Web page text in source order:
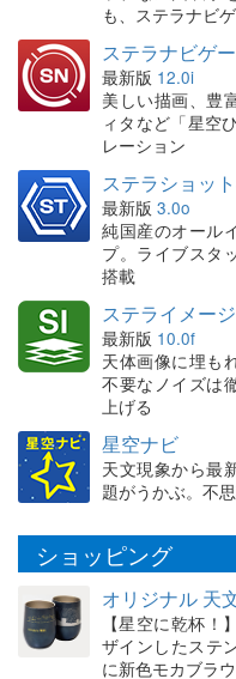
も、ステラナビゲ
ステラナビゲ
最新版 12.0i
美しい描画、豊
ィタなど「星空
レーション
ステラショッ
最新版 3.0o
純国産のオール
プ。ライブスタ
搭載
ステライメー
最新版 10.0f
天体画像に埋も
不要なノイズは
上げる
星空ナビ
天文現象から最
題がうかぶ。不
ショッピング
オリジナル 天
【星空に乾杯
ザインしたステ
に新色モカブラウ